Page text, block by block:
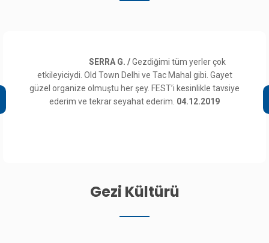
Gezdiğimi tüm yerler çok
Delhi ve Tac Mahal gibi. Gayet
her şey. FEST’i kesinlikle tavsiye
seyahat ederim.04.12.2019
beğendik,
mizahi yaklaşımı
koşulları
olduğunu
Gezi Kültürü